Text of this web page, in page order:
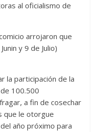
al oficialismo de
arrojaron que
y 9 de Julio)
la participación de la
100.500
a fin de cosechar
que le otorgue
año próximo para